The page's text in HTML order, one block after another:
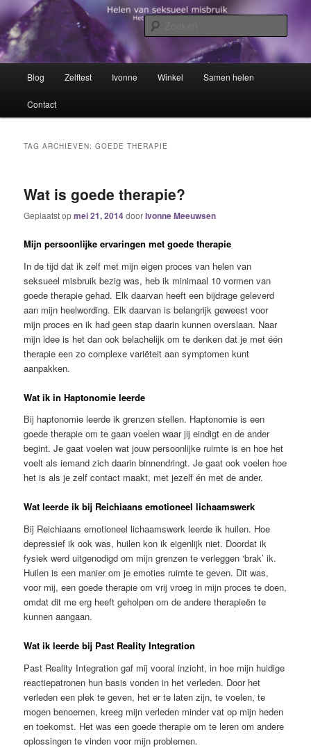
Spring
naar
de
primaire
inhoud
Spring
naar
de
secundaire
inhoudHelen van seksueel misbruik
Het trauma voorbij!
Blog Zelftest Ivonne Winkel Samen helen
Contact
TAG ARCHIEVEN:GOEDE THERAPIE
Wat is goede therapie?
Geplaatst opmei 21, 2014doorIvonne Meeuwsen
Mijn persoonlijke ervaringen met goede therapie
In de tijd dat ik zelf met mijn eigen proces van helen van
seksueel misbruik bezig was, heb ik minimaal 10 vormen van
goede therapie gehad. Elk daarvan heeft een bijdrage geleverd
aan mijn heelwording. Elk daarvan is belangrijk geweest voor
mijn proces en ik had geen stap daarin kunnen overslaan. Naar
mijn idee is het dan ook belachelijk om te denken dat je met één
therapie een zo complexe variëteit aan symptomen kunt
aanpakken.
Wat ik in Haptonomie leerde
Bij haptonomie leerde ik grenzen stellen. Haptonomie is een
goede therapie om te gaan voelen waar jij eindigt en de ander
begint. Je gaat voelen wat jouw persoonlijke ruimte is en hoe het
voelt als iemand zich daarin binnendringt. Je gaat ook voelen hoe
het is als je zelf contact maakt, met jezelf én met de ander.
Wat leerde ik bij Reichiaans emotioneel lichaamswerk
Bij Reichiaans emotioneel lichaamswerk leerde ik huilen. Hoe
depressief ik ook was, huilen kon ik eigenlijk niet. Doordat ik
fysiek werd uitgenodigd om mijn grenzen te verleggen ‘brak’ ik.
Huilen is een manier om je emoties ruimte te geven. Dit was,
voor mij, een goede therapie om vrij vroeg in mijn proces te doen,
omdat dit me erg heeft geholpen om de andere therapieën te
kunnen aangaan.
Wat ik leerde bij Past Reality Integration
Past Reality Integration gaf mij vooral inzicht, in hoe mijn huidige
reactiepatronen hun basis vonden in het verleden. Door het
verleden een plek te geven, het er te laten zijn, te voelen, te
mogen benoemen, kreeg mijn verleden minder vat op mijn heden
en toekomst. Het was een goede therapie om te leren om andere
oplossingen te vinden voor mijn problemen.